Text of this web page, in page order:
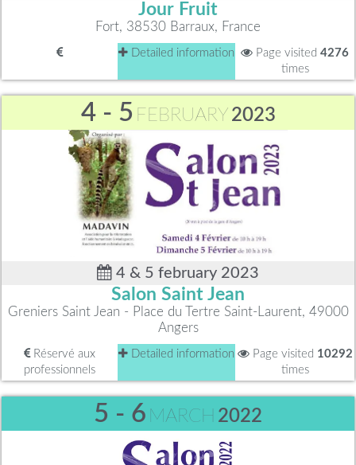
Jour Fruit
Fort, 38530 Barraux, France
Detailed information Page visited 4276
times
4 - 5 FEBRUARY 2023
4 & 5 february 2023
Salon Saint Jean
Greniers Saint Jean - Place du Tertre Saint-Laurent, 49000
Angers
Réservé aux
professionnels
Detailed information Page visited 10292
times
5 - 6 MARCH 2022